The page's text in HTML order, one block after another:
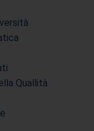
Quallità